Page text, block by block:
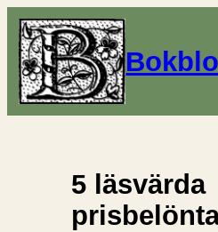
5 läsvärda